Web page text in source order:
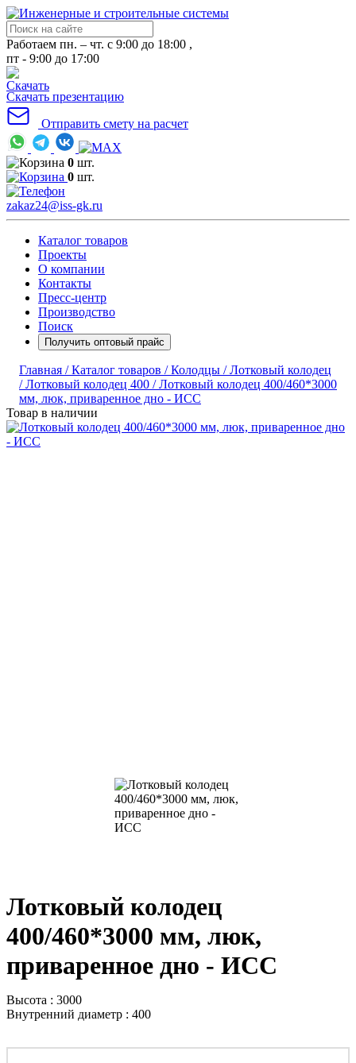
Работаем пн. – чт. с 9:00 до 18:00 ,
пт - 9:00 до 17:00
Скачать презентацию
Отправить смету на расчет
0 шт.
0 шт.
zakaz24@iss-gk.ru
Каталог товаров
Проекты
О компании
Контакты
Пресс-центр
Производство
Поиск
Получить оптовый прайс
Главная /Каталог товаров /Колодцы /Лотковый колодец
/Лотковый колодец 400 /Лотковый колодец 400/460*3000
мм, люк, приваренное дно - ИСС
Товар в наличии
Лотковый колодец
400/460*3000 мм, люк,
приваренное дно - ИСС
Высота : 3000
Внутренний диаметр : 400